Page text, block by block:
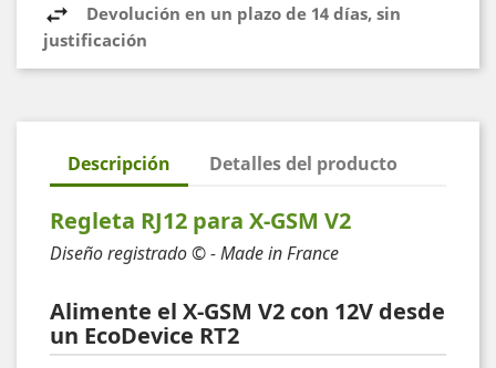
Devolución en un plazo de 14 días, sin
justificación
Descripción Detalles del producto
Regleta RJ12 para X-GSM V2
Diseño registrado © - Made in France
Alimente el X-GSM V2 con 12V desde
un EcoDevice RT2